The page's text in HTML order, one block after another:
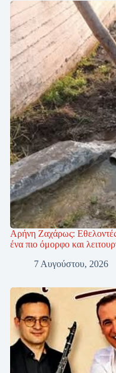
Αρήνη Ζαχάρως: Εθελοντές
ένα πιο όμορφο και
7 Αυγούστου, 2026